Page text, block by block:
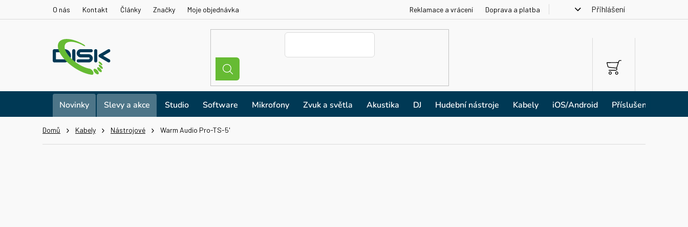
O nás Kontakt Články Značky Moje objednávka Reklamace a vrácení Doprava a platba Přihlášení
NÁKUPNÍ
KOŠÍK
Novinky Slevy a akce Studio Software Mikrofony Zvuk a světla Akustika DJ Hudební nástroje Kabely iOS/Android Příslušenství
Domů Kabely Nástrojové Warm Audio Pro-TS-5'